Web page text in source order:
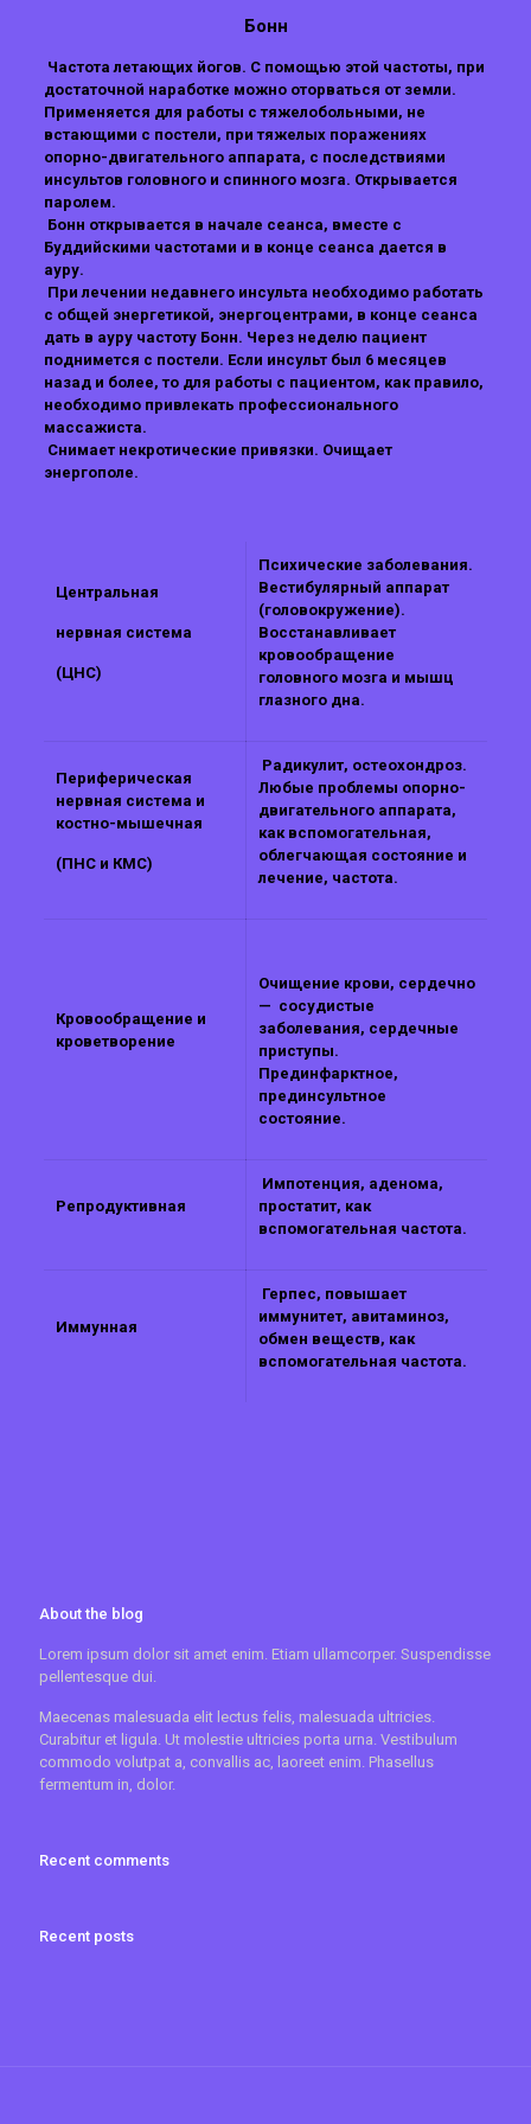
Бонн
Частота летающих йогов. С помощью этой частоты, при
достаточной наработке можно оторваться от земли.
Применяется для работы с тяжелобольными, не
встающими с постели, при тяжелых поражениях
опорно-двигательного аппарата, с последствиями
инсультов головного и спинного мозга. Открывается
паролем.
Бонн открывается в начале сеанса, вместе с
Буддийскими частотами и в конце сеанса дается в
ауру.
При лечении недавнего инсульта необходимо работать
с общей энергетикой, энергоцентрами, в конце сеанса
дать в ауру частоту Бонн. Через неделю пациент
поднимется с постели. Если инсульт был 6 месяцев
назад и более, то для работы с пациентом, как правило,
необходимо привлекать профессионального
массажиста.
Снимает некротические привязки. Очищает
энергополе.
Центральная
нервная система
(ЦНС)
Психические заболевания.
Вестибулярный аппарат
(головокружение).
Восстанавливает
кровообращение
головного мозга и мышц
глазного дна.
Периферическая
нервная система и
костно-мышечная
(ПНС и КМС)
Радикулит, остеохондроз.
Любые проблемы опорно-
двигательного аппарата,
как вспомогательная,
облегчающая состояние и
лечение, частота.
Кровообращение и
кроветворение
Очищение крови, сердечно
— сосудистые
заболевания, сердечные
приступы.
Прединфарктное,
прединсультное
состояние.
Репродуктивная
Импотенция, аденома,
простатит, как
вспомогательная частота.
Иммунная
Герпес, повышает
иммунитет, авитаминоз,
обмен веществ, как
вспомогательная частота.
About the blog
Lorem ipsum dolor sit amet enim. Etiam ullamcorper. Suspendisse
pellentesque dui.
Maecenas malesuada elit lectus felis, malesuada ultricies.
Curabitur et ligula. Ut molestie ultricies porta urna. Vestibulum
commodo volutpat a, convallis ac, laoreet enim. Phasellus
fermentum in, dolor.
Recent comments
Recent posts